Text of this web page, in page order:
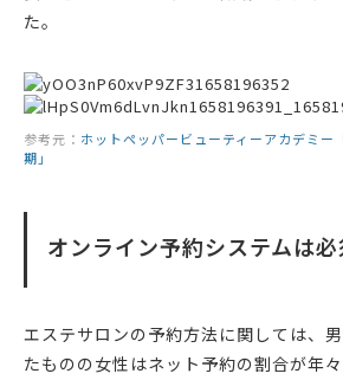
た。
参考元： ホットペッパービューティーアカデミー
期」
オンライン予約システムは必
エステサロンの予約方法に関しては、
たものの女性はネット予約の割合が年々